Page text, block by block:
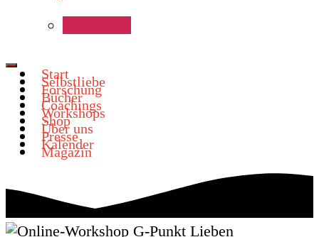
Start
Selbstliebe
Forschung
Bücher
Coachings
Workshops
Shop
Über uns
Presse
Kalender
Magazin